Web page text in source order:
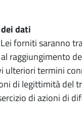
dati
forniti saranno
raggiungimento
ulteriori termini
di legittimità del
di azioni di